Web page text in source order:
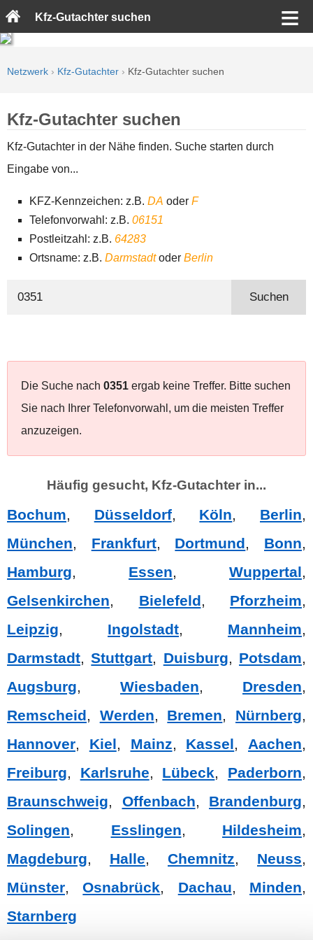
Kfz-Gutachter suchen
Netzwerk › Kfz-Gutachter › Kfz-Gutachter suchen
Kfz-Gutachter suchen
Kfz-Gutachter in der Nähe finden. Suche starten durch
Eingabe von...
KFZ-Kennzeichen: z.B. DA oder F
Telefonvorwahl: z.B. 06151
Postleitzahl: z.B. 64283
Ortsname: z.B. Darmstadtoder Berlin
Suchen
Die Suche nach0351 ergab keine Treffer. Bitte suchen
Sie nach Ihrer Telefonvorwahl, um die meisten Treffer
anzuzeigen.
Häufig gesucht, Kfz-Gutachter in...
Bochum, Düsseldorf, Köln, Berlin,
München, Frankfurt, Dortmund, Bonn,
Hamburg, Essen, Wuppertal,
Gelsenkirchen, Bielefeld, Pforzheim,
Leipzig, Ingolstadt, Mannheim,
Darmstadt,Stuttgart, Duisburg, Potsdam,
Augsburg, Wiesbaden, Dresden,
Remscheid, Werden, Bremen, Nürnberg,
Hannover, Kiel, Mainz, Kassel, Aachen,
Freiburg, Karlsruhe, Lübeck, Paderborn,
Braunschweig, Offenbach, Brandenburg,
Solingen, Esslingen, Hildesheim,
Magdeburg, Halle, Chemnitz, Neuss,
Münster,Osnabrück, Dachau, Minden,
Starnberg